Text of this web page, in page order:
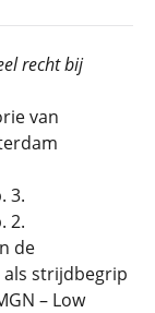
recht bij
van
3.
2.
de
strijdbegrip
– Low